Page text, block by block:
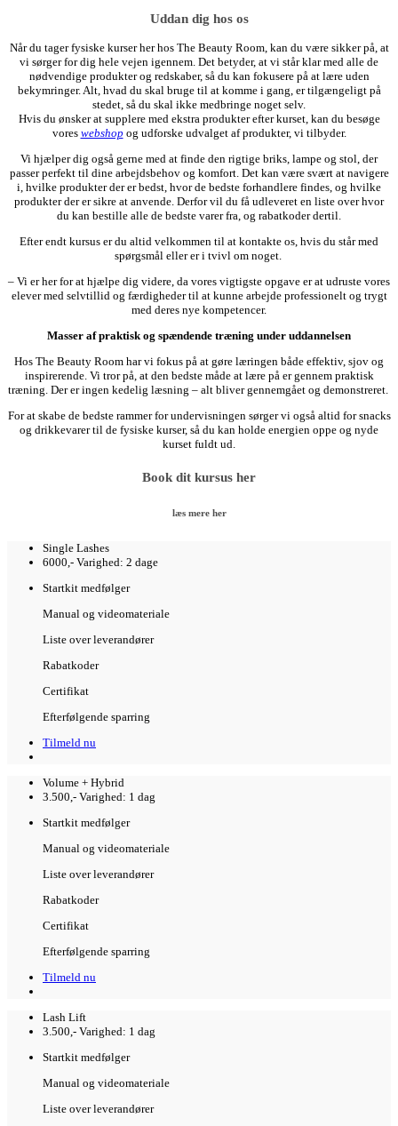
Uddan dig hos os
Når du tager fysiske kurser her hos The Beauty Room, kan du være sikker på, at
vi sørger for dig hele vejen igennem. Det betyder, at vi står klar med alle de
nødvendige produkter og redskaber, så du kan fokusere på at lære uden
bekymringer. Alt, hvad du skal bruge til at komme i gang, er tilgængeligt på
stedet, så du skal ikke medbringe noget selv.
Hvis du ønsker at supplere med ekstra produkter efter kurset, kan du besøge
vores webshop og udforske udvalget af produkter, vi tilbyder.
Vi hjælper dig også gerne med at finde den rigtige briks, lampe og stol, der
passer perfekt til dine arbejdsbehov og komfort. Det kan være svært at navigere
i, hvilke produkter der er bedst, hvor de bedste forhandlere findes, og hvilke
produkter der er sikre at anvende. Derfor vil du få udleveret en liste over hvor
du kan bestille alle de bedste varer fra, og rabatkoder dertil.
Efter endt kursus er du altid velkommen til at kontakte os, hvis du står med
spørgsmål eller er i tvivl om noget.
– Vi er her for at hjælpe dig videre, da vores vigtigste opgave er at udruste vores
elever med selvtillid og færdigheder til at kunne arbejde professionelt og trygt
med deres nye kompetencer.
Masser af praktisk og spændende træning under uddannelsen
Hos The Beauty Room har vi fokus på at gøre læringen både effektiv, sjov og
inspirerende. Vi tror på, at den bedste måde at lære på er gennem praktisk
træning. Der er ingen kedelig læsning – alt bliver gennemgået og demonstreret.
For at skabe de bedste rammer for undervisningen sørger vi også altid for snacks
og drikkevarer til de fysiske kurser, så du kan holde energien oppe og nyde
kurset fuldt ud.
Book dit kursus her
læs mere her
Single Lashes
6000,- Varighed: 2 dage
Startkit medfølger
Manual og videomateriale
Liste over leverandører
Rabatkoder
Certifikat
Efterfølgende sparring
Tilmeld nu
Volume + Hybrid
3.500,- Varighed: 1 dag
Startkit medfølger
Manual og videomateriale
Liste over leverandører
Rabatkoder
Certifikat
Efterfølgende sparring
Tilmeld nu
Lash Lift
3.500,- Varighed: 1 dag
Startkit medfølger
Manual og videomateriale
Liste over leverandører